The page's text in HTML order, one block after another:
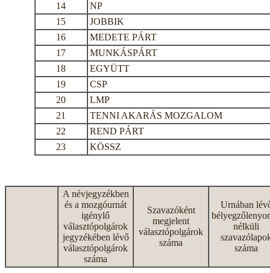
14
NP
15
JOBBIK
16
MEDETE PÁRT
17
MUNKÁSPÁRT
18
EGYÜTT
19
CSP
20
LMP
21
TENNI AKARÁS MOZGALOM
22
REND PÁRT
23
KÖSSZ
A névjegyzékben
és a mozgóurnát
igénylő
választópolgárok
jegyzékében lévő
választópolgárok
száma
Szavazóként
megjelent
választópolgárok
száma
Urnában
nélküli
száma